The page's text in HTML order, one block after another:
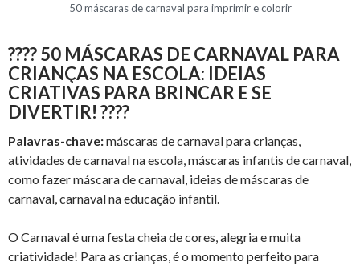
50 máscaras de carnaval para imprimir e colorir
???? 50 MÁSCARAS DE CARNAVAL PARA
CRIANÇAS NA ESCOLA: IDEIAS
CRIATIVAS PARA BRINCAR E SE
DIVERTIR! ????
Palavras-chave:máscaras de carnaval para crianças,
atividades de carnaval na escola, máscaras infantis de carnaval,
como fazer máscara de carnaval, ideias de máscaras de
carnaval, carnaval na educação infantil.
O Carnaval é uma festa cheia de cores, alegria e muita
criatividade! Para as crianças, é o momento perfeito para